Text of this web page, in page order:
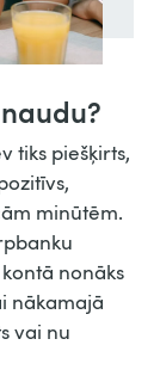
tiks piešķirts,
minūtēm.
nonāks
nākamajā
vai nu